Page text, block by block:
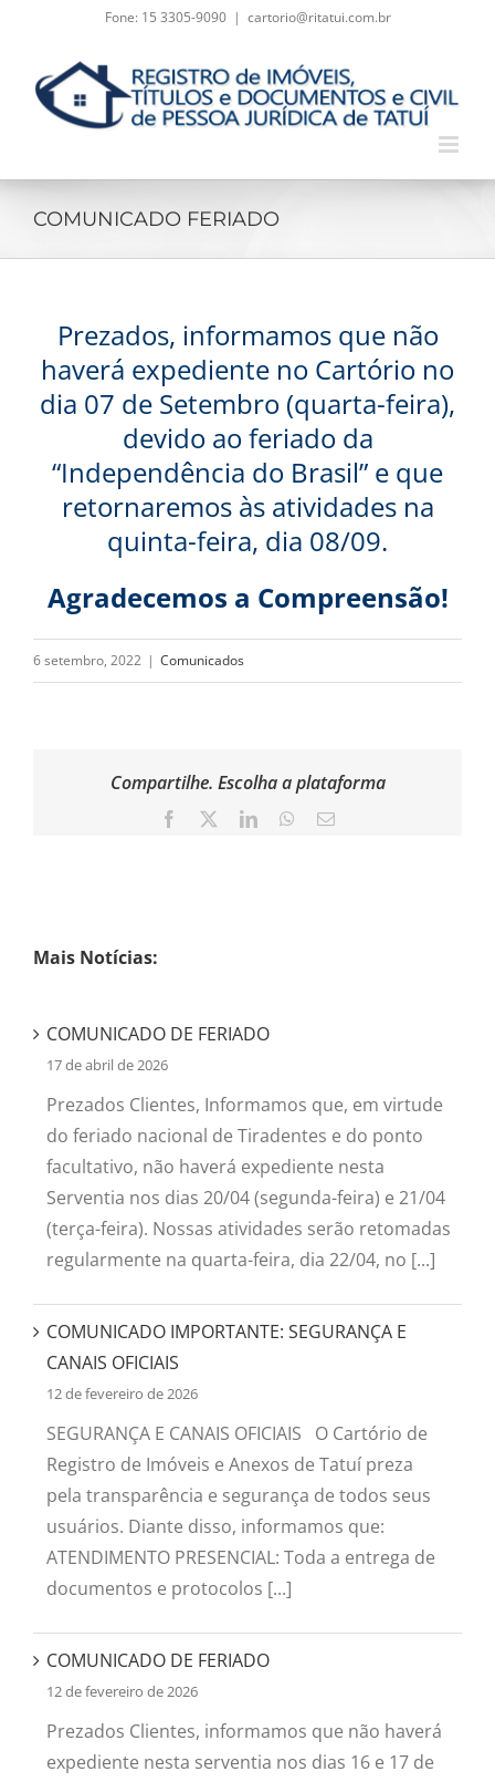
content
Fone: 15 3305-9090 | cartorio@ritatui.com.br
COMUNICADO FERIADO
Prezados, informamos que não
haverá expediente no Cartório no
dia 07 de Setembro (quarta-feira),
devido ao feriado da
“Independência do Brasil” e que
retornaremos às atividades na
quinta-feira, dia 08/09.
Agradecemos a Compreensão!
6 setembro, 2022 | Comunicados
Compartilhe. Escolha a plataforma
Facebook LinkedInWhatsApp
Email
Mais Notícias:
COMUNICADO DE FERIADO
17 de abril de 2026
Prezados Clientes, Informamos que, em virtude
do feriado nacional de Tiradentes e do ponto
facultativo, não haverá expediente nesta
Serventia nos dias 20/04 (segunda-feira) e 21/04
(terça-feira). Nossas atividades serão retomadas
regularmente na quarta-feira, dia 22/04, no [...]
COMUNICADO IMPORTANTE: SEGURANÇA E
CANAIS OFICIAIS
12 de fevereiro de 2026
SEGURANÇA E CANAIS OFICIAIS O Cartório de
Registro de Imóveis e Anexos de Tatuí preza
pela transparência e segurança de todos seus
usuários. Diante disso, informamos que:
ATENDIMENTO PRESENCIAL: Toda a entrega de
documentos e protocolos [...]
COMUNICADO DE FERIADO
12 de fevereiro de 2026
Prezados Clientes, informamos que não haverá
expediente nesta serventia nos dias 16 e 17 de